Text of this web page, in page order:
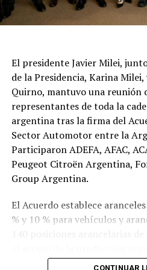
El presidente Javier Milei,
de la Presidencia, Karina
Quirno, mantuvo una reunión
representantes de toda la
argentina tras la firma del
Sector Automotor entre la
Participaron ADEFA, AFAC,
Peugeot Citroën Argentina,
Group Argentina.
El Acuerdo establece
% y 10 % para vehículos y
ecuatoriano.
CONTINUAR